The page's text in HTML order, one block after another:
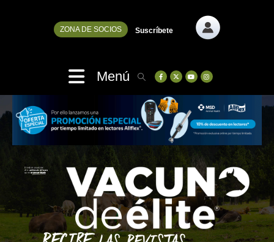
ZONA DE SOCIOS Suscríbete
Menú